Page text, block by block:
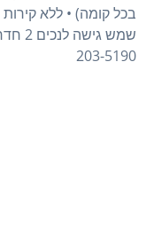
בכל קומה) • ללא
203-5190